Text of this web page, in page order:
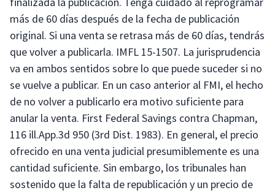
más de 60 días después de la fecha de publicación
original. Si una venta se retrasa más de 60 días, tendrás
que volver a publicarla. IMFL 15-1507. La jurisprudencia
va en ambos sentidos sobre lo que puede suceder si no
se vuelve a publicar. En un caso anterior al FMI, el hecho
de no volver a publicarlo era motivo suficiente para
anular la venta. First Federal Savings contra Chapman,
116 ill.App.3d 950 (3rd Dist. 1983). En general, el precio
ofrecido en una venta judicial presumiblemente es una
cantidad suficiente. Sin embargo, los tribunales han
sostenido que la falta de republicación y un precio de